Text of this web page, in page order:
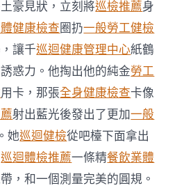
巡
檢
語：
北
京
面
臨
道
義
壓
力〉
中
豪見狀，立刻將巡檢推薦身
健康檢查圈扔一般勞工健檢
讓千巡迴健康管理中心紙鶴
惑力。他掏出他的純金勞工
用卡，那張全身健康檢查卡像
射出藍光後發出了更加一般
她巡迴健檢從吧檯下面拿出
巡迴體檢推薦一條精餐飲業體
，和一個測量完美的圓規。